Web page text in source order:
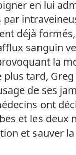
en lui
déjà
sanguin
la
plus tard,
de ses
ont
et les deux
et sauver